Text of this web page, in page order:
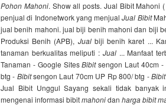
Pohon Mahoni. Show all posts. Jual Bibit Mahoni
penjual di Indonetwork yang menjualJual Bibit
jual benih mahoni. jual biji benih mahoni dan biji
Produksi Benih (APB), Jualbiji benih karet ...
tanaman berkualitas meliputi : Jual... Manfaat
Tanaman - Google SitesBibitsengon Laut 40cm
btg - Bibitsengon Laut 70cm UP Rp 800/ btg -
Jual Bibit Unggul Sayang sekali tidak banyak
mengenai informasi bibitmahonidan harga bibit